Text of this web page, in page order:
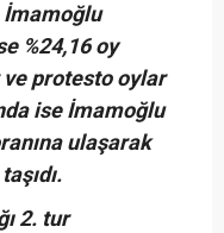
İmamoğlu
%24,16 oy
ve protesto oylar
ise İmamoğlu
ulaşarak
2. tur